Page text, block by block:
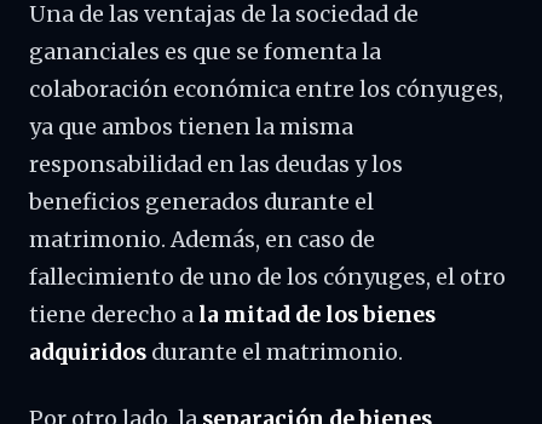
Una de las ventajas de la sociedad de
gananciales es que se fomenta la
colaboración económica entre los cónyuges,
ya que ambos tienen la misma
responsabilidad en las deudas y los
beneficios generados durante el
matrimonio. Además, en caso de
fallecimiento de uno de los cónyuges, el otro
tiene derecho a la mitad de los bienes
adquiridos durante el matrimonio.